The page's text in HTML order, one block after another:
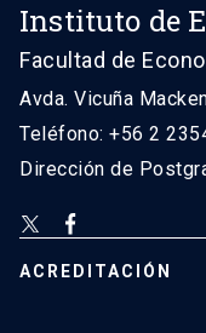
Instituto de
Facultad de
Avda. Vicuña
Teléfono: +56 2
Dirección de
ACREDITACIÓN